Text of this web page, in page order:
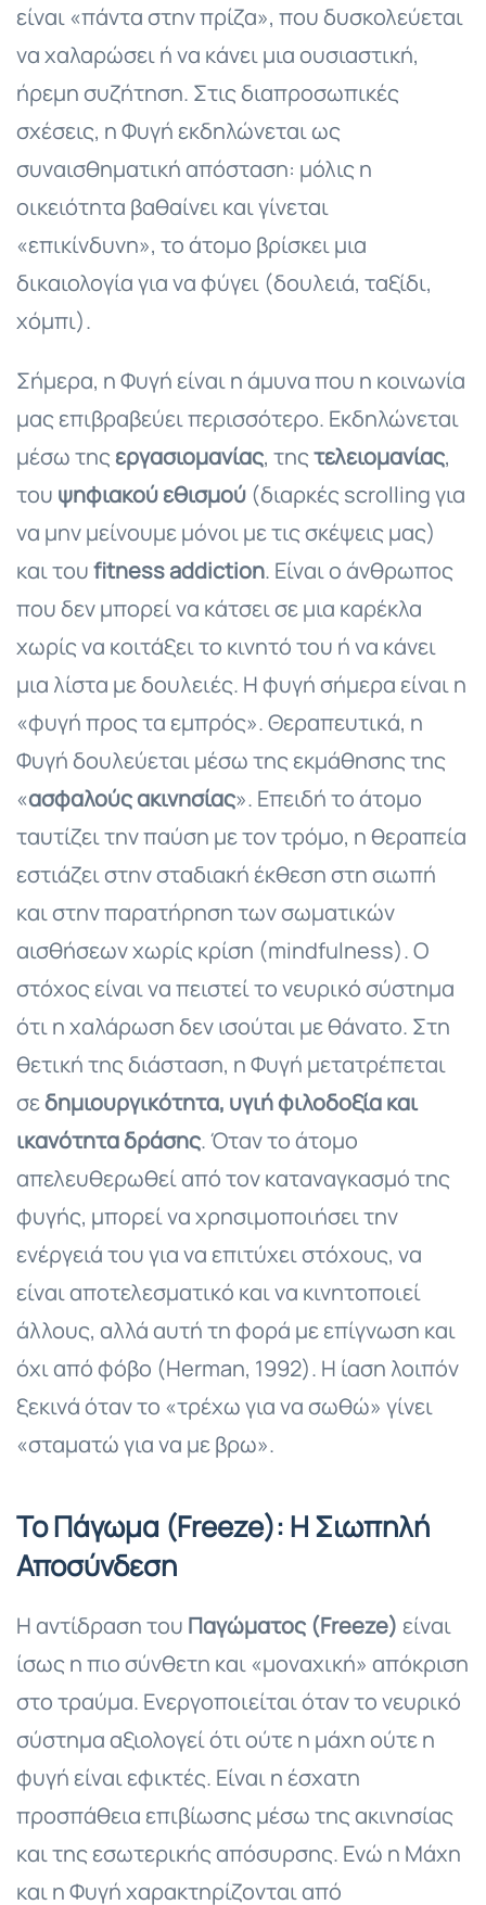
είναι «πάντα στην πρίζα», που δυσκολεύεται
να χαλαρώσει ή να κάνει μια ουσιαστική,
ήρεμη συζήτηση. Στις διαπροσωπικές
σχέσεις, η Φυγή εκδηλώνεται ως
συναισθηματική απόσταση: μόλις η
οικειότητα βαθαίνει και γίνεται
«επικίνδυνη», το άτομο βρίσκει μια
δικαιολογία για να φύγει (δουλειά, ταξίδι,
χόμπι).
Σήμερα, η Φυγή είναι η άμυνα που η κοινωνία
μας επιβραβεύει περισσότερο. Εκδηλώνεται
μέσω τηςεργασιομανίας, τηςτελειομανίας,
του ψηφιακού εθισμού (διαρκές scrolling για
να μην μείνουμε μόνοι με τις σκέψεις μας)
και τουfitness addiction. Είναι ο άνθρωπος
που δεν μπορεί να κάτσει σε μια καρέκλα
χωρίς να κοιτάξει το κινητό του ή να κάνει
μια λίστα με δουλειές. Η φυγή σήμερα είναι η
«φυγή προς τα εμπρός». Θεραπευτικά, η
Φυγή δουλεύεται μέσω της εκμάθησης της
«ασφαλούς ακινησίας». Επειδή το άτομο
ταυτίζει την παύση με τον τρόμο, η θεραπεία
εστιάζει στην σταδιακή έκθεση στη σιωπή
και στην παρατήρηση των σωματικών
αισθήσεων χωρίς κρίση (mindfulness). Ο
στόχος είναι να πειστεί το νευρικό σύστημα
ότι η χαλάρωση δεν ισούται με θάνατο. Στη
θετική της διάσταση, η Φυγή μετατρέπεται
σεδημιουργικότητα, υγιή φιλοδοξία και
ικανότητα δράσης. Όταν το άτομο
απελευθερωθεί από τον καταναγκασμό της
φυγής, μπορεί να χρησιμοποιήσει την
ενέργειά του για να επιτύχει στόχους, να
είναι αποτελεσματικό και να κινητοποιεί
άλλους, αλλά αυτή τη φορά με επίγνωση και
όχι από φόβο (Herman, 1992). Η ίαση λοιπόν
ξεκινά όταν το «τρέχω για να σωθώ» γίνει
«σταματώ για να με βρω».
Το Πάγωμα (Freeze): Η Σιωπηλή
Αποσύνδεση
Η αντίδραση του Παγώματος (Freeze) είναι
ίσως η πιο σύνθετη και «μοναχική» απόκριση
στο τραύμα. Ενεργοποιείται όταν το νευρικό
σύστημα αξιολογεί ότι ούτε η μάχη ούτε η
φυγή είναι εφικτές. Είναι η έσχατη
προσπάθεια επιβίωσης μέσω της ακινησίας
και της εσωτερικής απόσυρσης. Ενώ η Μάχη
και η Φυγή χαρακτηρίζονται από